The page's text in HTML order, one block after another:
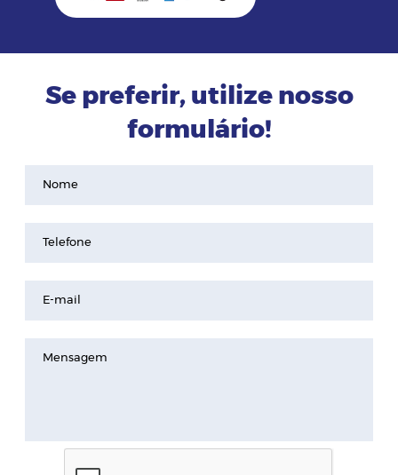
Se preferir, utilize nosso
formulário!
Nome
Telefone
E-mail
Mensagem